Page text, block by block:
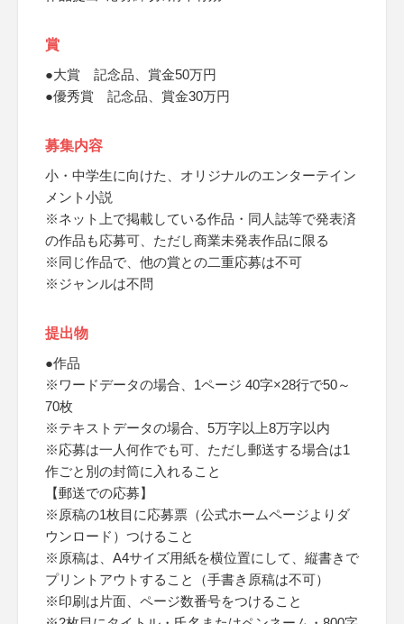
賞
●大賞 記念品、賞金50万円
●優秀賞 記念品、賞金30万円
募集内容
小・中学生に向けた、オリジナルのエンターテイン
メント小説
※ネット上で掲載している作品・同人誌等で発表済
の作品も応募可、ただし商業未発表作品に限る
※同じ作品で、他の賞との二重応募は不可
※ジャンルは不問
提出物
●作品
※ワードデータの場合、1ページ 40字×28行で50～
70枚
※テキストデータの場合、5万字以上8万字以内
※応募は一人何作でも可、ただし郵送する場合は1
作ごと別の封筒に入れること
【郵送での応募】
※原稿の1枚目に応募票（公式ホームページよりダ
ウンロード）つけること
※原稿は、A4サイズ用紙を横位置にして、縦書きで
プリントアウトすること（手書き原稿は不可）
※印刷は片面、ページ数番号をつけること